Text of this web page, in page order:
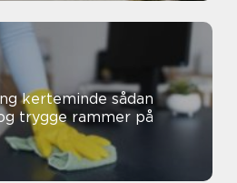
sådan
trygge rammer på